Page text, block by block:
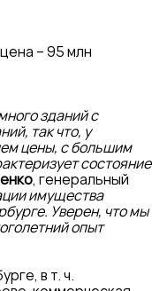
– 95 млн
зданий с
так что, у
цены, с большим
состояние
, генеральный
имущества
Уверен, что мы
опыт
в т. ч.